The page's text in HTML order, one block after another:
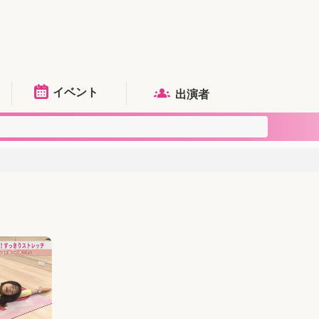
イベント 出演者